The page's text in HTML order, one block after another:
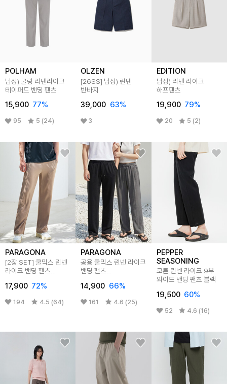
POLHAM
남성) 쿨링 리넨라이크
테이퍼드 밴딩 팬츠
15,900 77%
95 5 (24)
OLZEN
[26SS] 남성) 린넨
반바지
39,000 63%
3
EDITION
남성) 리넨 라이크
하프팬츠
19,900 79%
20 5 (2)
PARAGONA
[2장 SET] 쿨믹스 린넨
라이크 밴딩 팬츠
17,900 72%
194 4.5 (64)
PARAGONA
공용 쿨믹스 린넨 라이크
밴딩 팬츠
14,900 66%
161 4.6 (25)
PEPPER
SEASONING
코튼 린넨 라이크 9부
와이드 밴딩 팬츠 블랙
19,500 60%
52 4.6 (16)